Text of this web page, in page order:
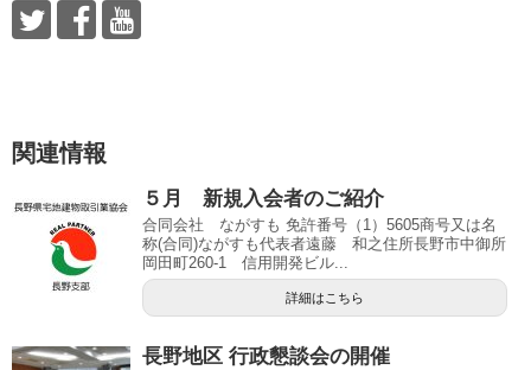
関連情報
５月 新規入会者のご紹介
合同会社 ながすも 免許番号（1）5605商号又は名
称(合同)ながすも代表者遠藤 和之住所長野市中御所
岡田町260-1 信用開発ビル...
詳細はこちら
長野地区 行政懇談会の開催